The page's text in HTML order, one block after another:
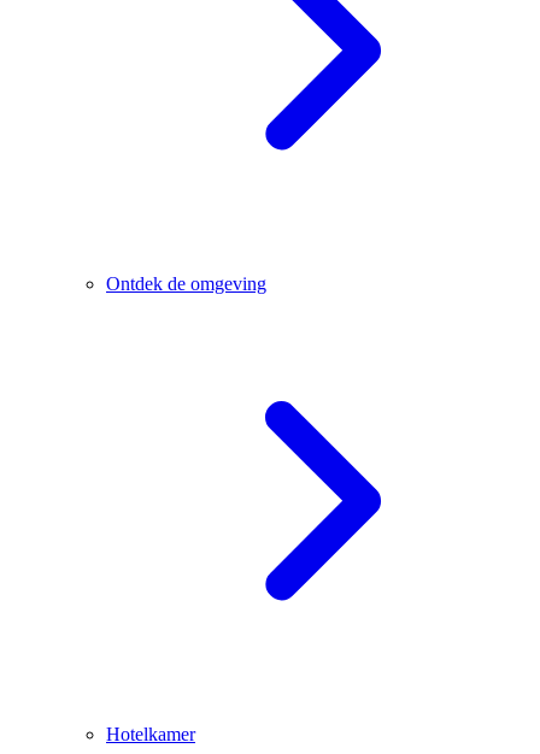
Ontdek de omgeving
Hotelkamer